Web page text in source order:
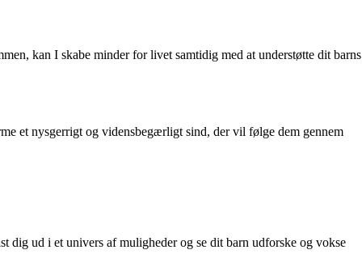
kan I skabe minder for livet samtidig med at understøtte dit barns
et nysgerrigt og vidensbegærligt sind, der vil følge dem gennem
dig ud i et univers af muligheder og se dit barn udforske og vokse